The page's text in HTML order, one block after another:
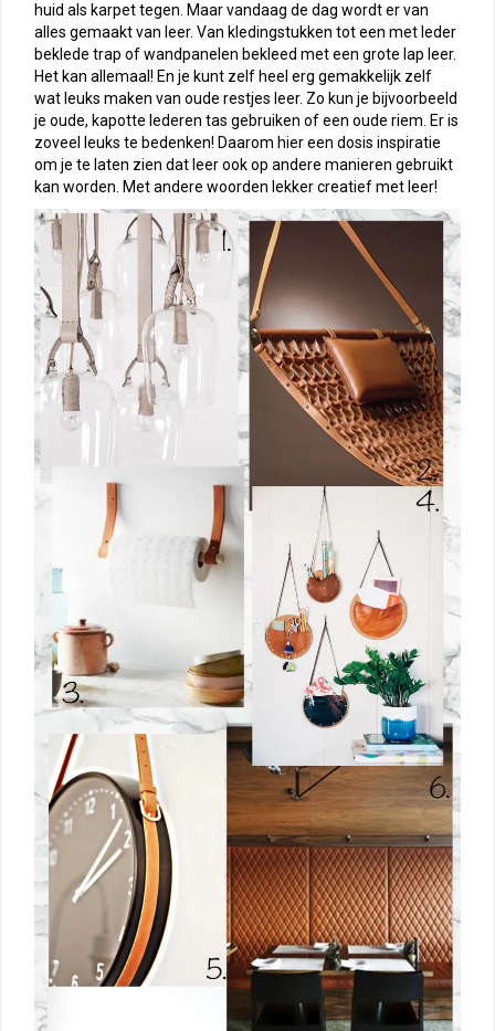
huid als karpet tegen. Maar vandaag de dag wordt er van
alles gemaakt van leer. Van kledingstukken tot een met leder
beklede trap of wandpanelen bekleed met een grote lap leer.
Het kan allemaal! En je kunt zelf heel erg gemakkelijk zelf
wat leuks maken van oude restjes leer. Zo kun je bijvoorbeeld
je oude, kapotte lederen tas gebruiken of een oude riem. Er is
zoveel leuks te bedenken! Daarom hier een dosis inspiratie
om je te laten zien dat leer ook op andere manieren gebruikt
kan worden. Met andere woorden lekker creatief met leer!